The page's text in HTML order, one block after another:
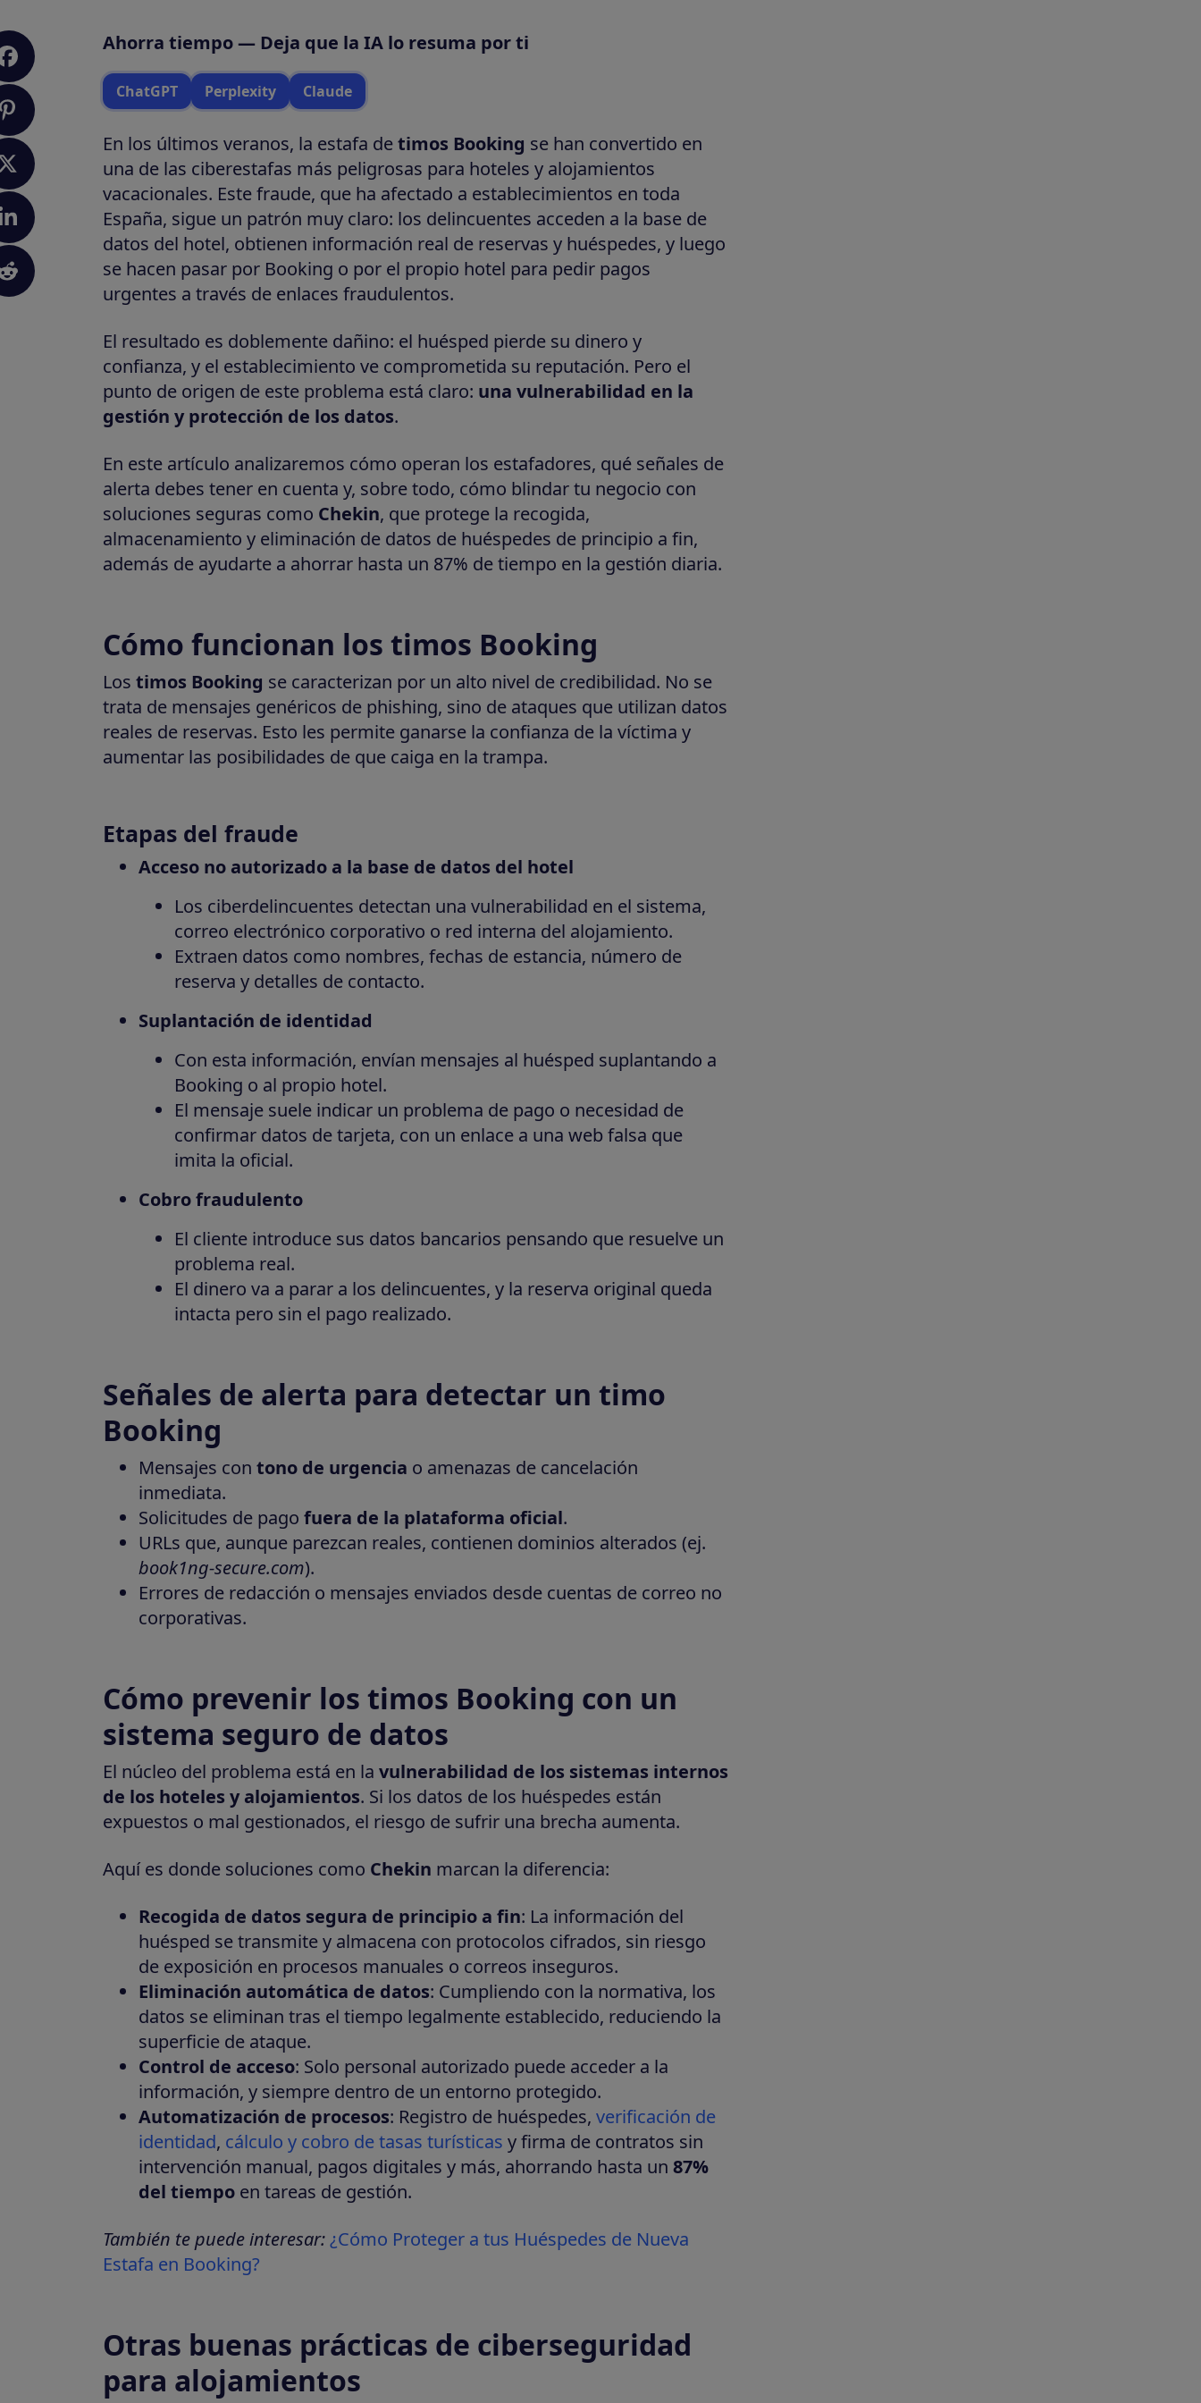
Ahorra tiempo — Deja que la IA lo resuma por ti
ChatGPT Perplexity Claude
En los últimos veranos, la estafa detimos Booking se han convertido en
una de las ciberestafas más peligrosas para hoteles y alojamientos
vacacionales. Este fraude, que ha afectado a establecimientos en toda
España, sigue un patrón muy claro: los delincuentes acceden a la base de
datos del hotel, obtienen información real de reservas y huéspedes, y luego
se hacen pasar por Booking o por el propio hotel para pedir pagos
urgentes a través de enlaces fraudulentos.
El resultado es doblemente dañino: el huésped pierde su dinero y
confianza, y el establecimiento ve comprometida su reputación. Pero el
punto de origen de este problema está claro: una vulnerabilidad en la
gestión y protección de los datos.
En este artículo analizaremos cómo operan los estafadores, qué señales de
alerta debes tener en cuenta y, sobre todo, cómo blindar tu negocio con
soluciones seguras como Chekin, que protege la recogida,
almacenamiento y eliminación de datos de huéspedes de principio a fin,
además de ayudarte a ahorrar hasta un 87% de tiempo en la gestión diaria.
Cómo funcionan los timos Booking
Los timos Booking se caracterizan por un alto nivel de credibilidad. No se
trata de mensajes genéricos de phishing, sino de ataques que utilizan datos
reales de reservas. Esto les permite ganarse la confianza de la víctima y
aumentar las posibilidades de que caiga en la trampa.
Etapas del fraude
Acceso no autorizado a la base de datos del hotel
Los ciberdelincuentes detectan una vulnerabilidad en el sistema,
correo electrónico corporativo o red interna del alojamiento.
Extraen datos como nombres, fechas de estancia, número de
reserva y detalles de contacto.
Suplantación de identidad
Con esta información, envían mensajes al huésped suplantando a
Booking o al propio hotel.
El mensaje suele indicar un problema de pago o necesidad de
confirmar datos de tarjeta, con un enlace a una web falsa que
imita la oficial.
Cobro fraudulento
El cliente introduce sus datos bancarios pensando que resuelve un
problema real.
El dinero va a parar a los delincuentes, y la reserva original queda
intacta pero sin el pago realizado.
Señales de alerta para detectar un timo
Booking
Mensajes con tono de urgencia o amenazas de cancelación
inmediata.
Solicitudes de pago fuera de la plataforma oficial.
URLs que, aunque parezcan reales, contienen dominios alterados (ej.
book1ng-secure.com).
Errores de redacción o mensajes enviados desde cuentas de correo no
corporativas.
Cómo prevenir los timos Booking con un
sistema seguro de datos
El núcleo del problema está en la vulnerabilidad de los sistemas internos
de los hoteles y alojamientos. Si los datos de los huéspedes están
expuestos o mal gestionados, el riesgo de sufrir una brecha aumenta.
Aquí es donde soluciones como Chekin marcan la diferencia:
Recogida de datos segura de principio a fin: La información del
huésped se transmite y almacena con protocolos cifrados, sin riesgo
de exposición en procesos manuales o correos inseguros.
Eliminación automática de datos: Cumpliendo con la normativa, los
datos se eliminan tras el tiempo legalmente establecido, reduciendo la
superficie de ataque.
Control de acceso: Solo personal autorizado puede acceder a la
información, y siempre dentro de un entorno protegido.
Automatización de procesos: Registro de huéspedes, verificación de
identidad, cálculo y cobro de tasas turísticas y firma de contratos sin
intervención manual, pagos digitales y más, ahorrando hasta un 87%
del tiempoen tareas de gestión.
También te puede interesar: ¿Cómo Proteger a tus Huéspedes de Nueva
Estafa en Booking?
Otras buenas prácticas de ciberseguridad
para alojamientos